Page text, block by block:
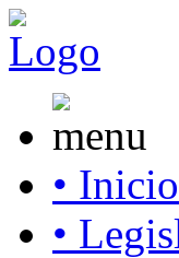
• Inicio
•